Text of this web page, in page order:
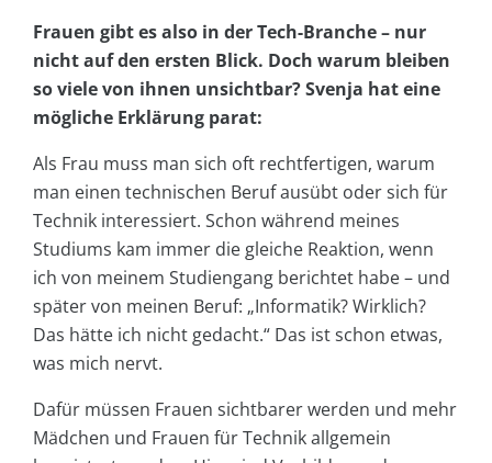
Frauen gibt es also in der Tech-Branche – nur
nicht auf den ersten Blick. Doch warum bleiben
so viele von ihnen unsichtbar? Svenja hat eine
mögliche Erklärung parat:
Als Frau muss man sich oft rechtfertigen, warum
man einen technischen Beruf ausübt oder sich für
Technik interessiert. Schon während meines
Studiums kam immer die gleiche Reaktion, wenn
ich von meinem Studiengang berichtet habe – und
später von meinen Beruf: „Informatik? Wirklich?
Das hätte ich nicht gedacht.“ Das ist schon etwas,
was mich nervt.
Dafür müssen Frauen sichtbarer werden und mehr
Mädchen und Frauen für Technik allgemein